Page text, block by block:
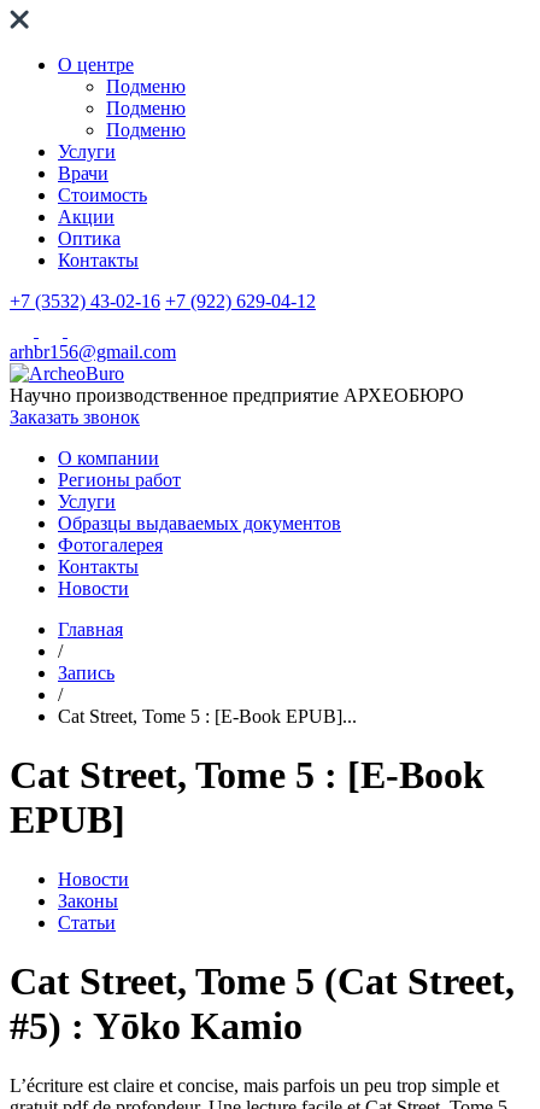
О центре
Подменю
Подменю
Подменю
Услуги
Врачи
Стоимость
Акции
Оптика
Контакты
+7 (3532) 43-02-16 +7 (922) 629-04-12
arhbr156@gmail.com
Научно производственное предприятие АРХЕОБЮРО
Заказать звонок
О компании
Регионы работ
Услуги
Образцы выдаваемых документов
Фотогалерея
Контакты
Новости
Главная
/
Запись
/
Cat Street, Tome 5 : [E-Book EPUB]...
Cat Street, Tome 5 : [E-Book
EPUB]
Новости
Законы
Статьи
Cat Street, Tome 5 (Cat Street,
#5) : Yōko Kamio
L’écriture est claire et concise, mais parfois un peu trop simple et